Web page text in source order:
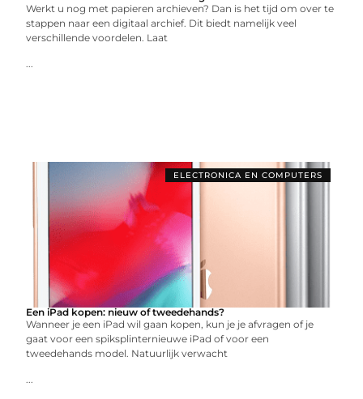
Werkt u nog met papieren archieven? Dan is het tijd om over te
stappen naar een digitaal archief. Dit biedt namelijk veel
verschillende voordelen. Laat
...
ELECTRONICA EN COMPUTERS
Een iPad kopen: nieuw of tweedehands?
Wanneer je een iPad wil gaan kopen, kun je je afvragen of je
gaat voor een spiksplinternieuwe iPad of voor een
tweedehands model. Natuurlijk verwacht
...